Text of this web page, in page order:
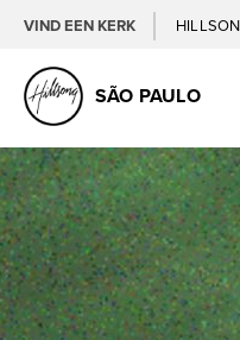
VIND EEN KERK
SÃO PAULO